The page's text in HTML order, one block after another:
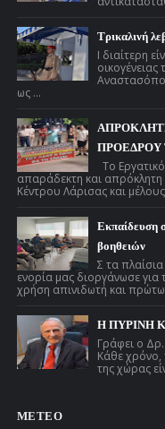
Τρικαλινή
Ι διαίτερη
ως ...
ΠΡΟΕΔΡΟΥ
Το
απαράδεκτη και
Κέντρου Λάρισας και
Εκπαίδευση
βοηθειών
Σ τα
ενορία μας διοργάνωσε
χρήση απινιδωτή και
Η ΠΥΡΙΝΗ
Γράφει ο Δρ.
Κάθε χρόνο,
της χώρας
ΜΕΤΕΟ